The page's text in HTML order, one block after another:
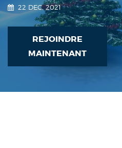
22 DEC, 2021
REJOINDRE
MAINTENANT